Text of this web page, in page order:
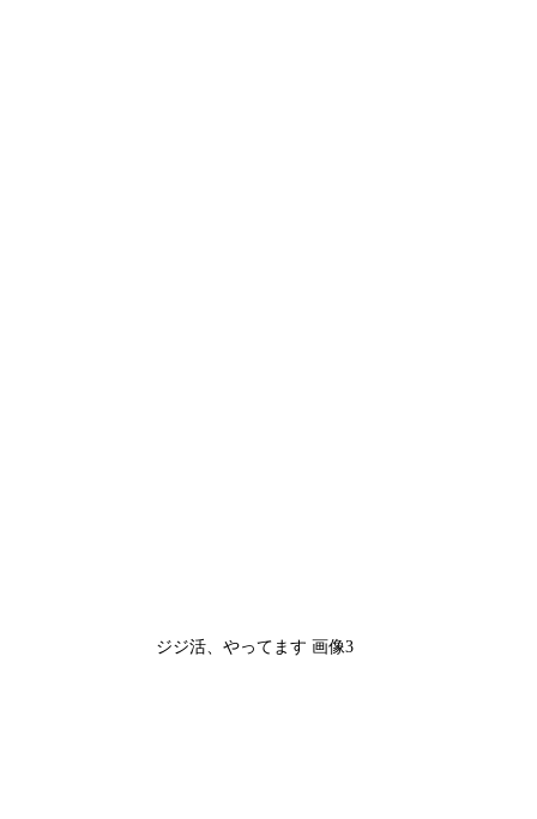
ジジ活、やってます 画像3